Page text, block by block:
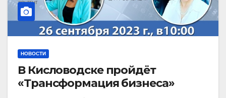
НОВОСТИ
В Кисловодске пройдёт
«Трансформация бизнеса»